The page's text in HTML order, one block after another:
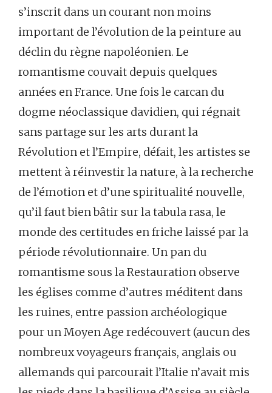
s’inscrit dans un courant non moins
important de l’évolution de la peinture au
déclin du règne napoléonien. Le
romantisme couvait depuis quelques
années en France. Une fois le carcan du
dogme néoclassique davidien, qui régnait
sans partage sur les arts durant la
Révolution et l’Empire, défait, les artistes se
mettent à réinvestir la nature, à la recherche
de l’émotion et d’une spiritualité nouvelle,
qu’il faut bien bâtir sur la tabula rasa, le
monde des certitudes en friche laissé par la
période révolutionnaire. Un pan du
romantisme sous la Restauration observe
les églises comme d’autres méditent dans
les ruines, entre passion archéologique
pour un Moyen Age redécouvert (aucun des
nombreux voyageurs français, anglais ou
allemands qui parcourait l’Italie n’avait mis